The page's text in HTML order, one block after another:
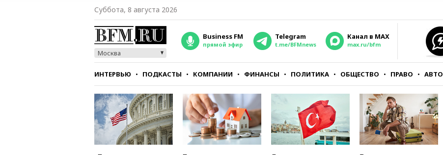
Суббота, 8 августа 2026
Москва
Business FM
прямой эфир
Telegram
t.me/BFMnews
Канал в MAX
max.ru/bfm
ИНТЕРВЬЮ ПОДКАСТЫ КОМПАНИИ ФИНАНСЫ ПОЛИТИКА ОБЩЕСТВО ПРАВО АВТО
СТИЛЬ ТЕСТЫ